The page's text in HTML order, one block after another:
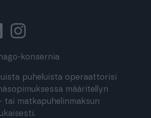
konsernia
puheluista operaattorisi
määritellyn
tai matkapuhelinmaksun